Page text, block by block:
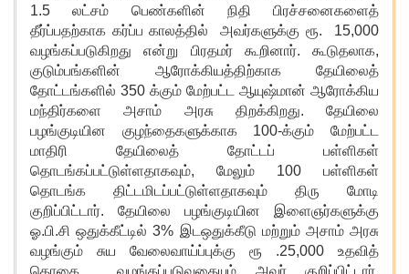
1.5 லட்சம் பெண்களின் நிதி பிரச்சனைகளைத்
தீர்ப்பதற்காக கர்ப்ப காலத்தில் அவர்களுக்கு ரூ. 15,000
வழங்கப்படுகிறது என்று பிரதமர் கூறினார். கூடுதலாக,
குடும்பங்களின் ஆரோக்கியத்திற்காக தேயிலைத்
தோட்டங்களில் 350 க்கும் மேற்பட்ட ஆயுஷ்மான் ஆரோக்கிய
மந்திர்களை அசாம் அரசு திறக்கிறது. தேயிலை
பழங்குடியின குழந்தைகளுக்காக 100-க்கும் மேற்பட்ட
மாதிரி தேயிலைத் தோட்டப் பள்ளிகள்
தொடங்கப்பட்டுள்ளதாகவும், மேலும் 100 பள்ளிகள்
தொடங்க திட்டமிடப்பட்டுள்ளதாகவும் திரு மோடி
குறிப்பிட்டார். தேயிலை பழங்குடியின இளைஞர்களுக்கு
ஓ.பி.சி ஒதுக்கீட்டில் 3% இடஒதுக்கீடு மற்றும் அசாம் அரசு
வழங்கும் சுய வேலைவாய்ப்புக்கு ரூ .25,000 உதவித்